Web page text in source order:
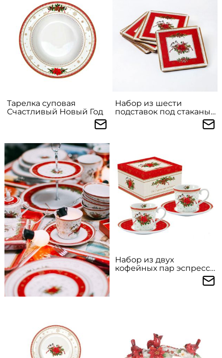
Тарелка суповая
Счастливый Новый Год
Набор из шести
подставок под стаканы
на пробковой основе
Счастливый Новый Год
Набор из двух
кофейных пар эспрессо
Счастливый Новый Год